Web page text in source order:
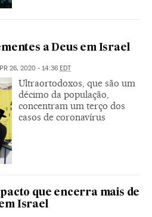
a Deus em Israel
26, 2020 - 14:36 EDT
Ultraortodoxos, que são um
décimo da população,
concentram um terço dos
casos de coronavírus
que encerra mais de
Israel